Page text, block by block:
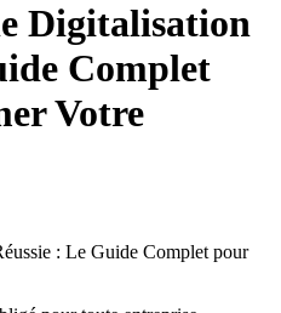
Digitalisation
Complet
Votre
: Le Guide Complet pour